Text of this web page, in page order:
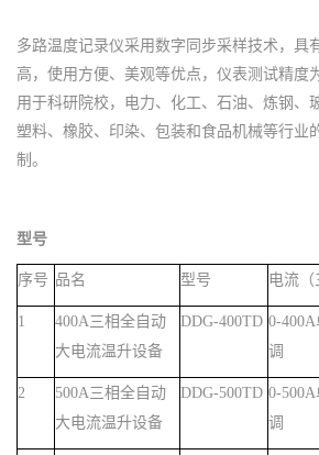
多路温度记录仪采用数字同步采样技术，具
高，使用方便、美观等优点，仪表测试精度
用于科研院校，电力、化工、石油、炼钢、
塑料、橡胶、印染、包装和食品机械等行业
制。
型号
序号 品名 型号 电流（
1 400A三相全自动
大电流温升设备
DDG-400TD 0-400A
调
2
500A三相全自动
大电流温升设备
DDG-500TD 0-500A
调